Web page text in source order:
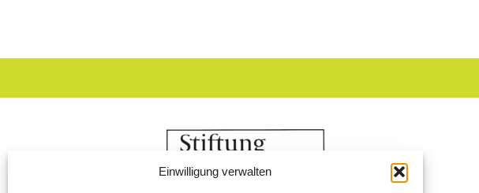
Einwilligung verwalten